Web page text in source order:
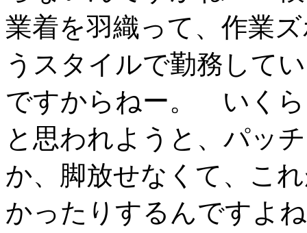
業着を羽織って、作業
うスタイルで勤務して
ですからねー。 いくら
と思われようと、パッ
か、脚放せなくて、こ
かったりするんですよ